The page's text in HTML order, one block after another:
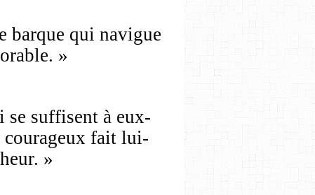
barque qui navigue
»
se suffisent à eux-
courageux fait lui-
»